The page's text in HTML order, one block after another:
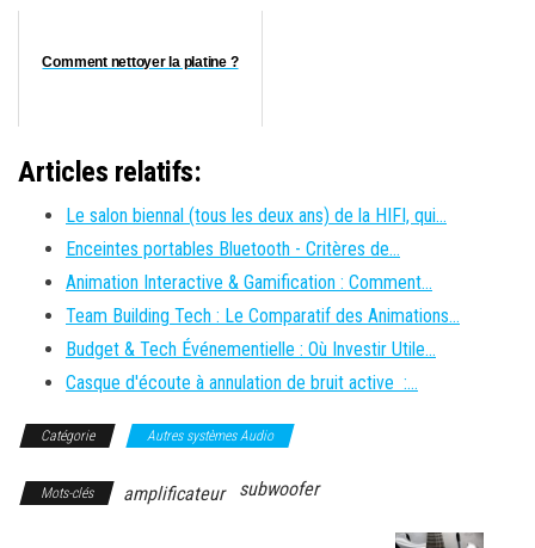
Comment nettoyer la platine ?
Articles relatifs:
Le salon biennal (tous les deux ans) de la HIFI, qui…
Enceintes portables Bluetooth - Critères de…
Animation Interactive & Gamification : Comment…
Team Building Tech : Le Comparatif des Animations…
Budget & Tech Événementielle : Où Investir Utile…
Casque d'écoute à annulation de bruit active :…
Catégorie Autres systèmes Audio
Mots-clés amplificateur subwoofer